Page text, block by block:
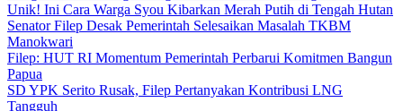
Unik! Ini Cara Warga Syou Kibarkan Merah Putih di Tengah Hutan
Senator Filep Desak Pemerintah Selesaikan Masalah TKBM
Manokwari
Filep: HUT RI Momentum Pemerintah Perbarui Komitmen Bangun
Papua
SD YPK Serito Rusak, Filep Pertanyakan Kontribusi LNG
Tangguh